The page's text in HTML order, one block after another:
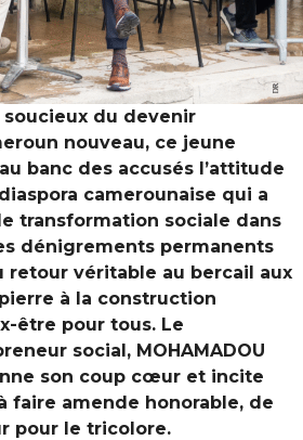
du devenir
nouveau, ce jeune
banc des accusés l’attitude
camerounaise qui a
transformation sociale dans
dénigrements permanents
retour véritable au bercail aux
à la construction
être pour tous. Le
social, MOHAMADOU
son coup cœur et incite
faire amende honorable, de
pour le tricolore.